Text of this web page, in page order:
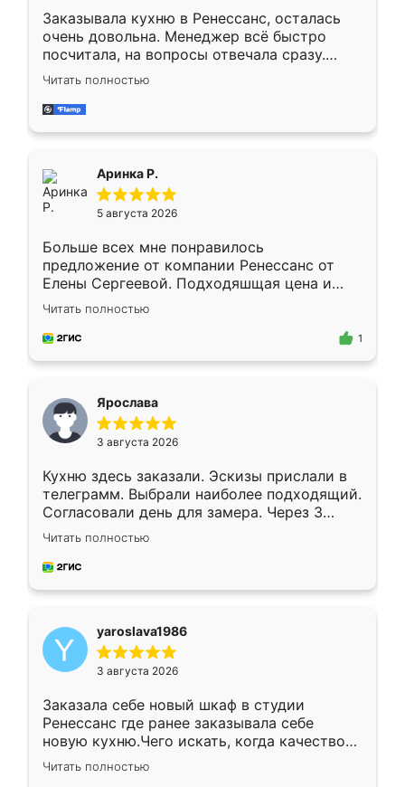
Заказывала кухню в Ренессанс, осталась
очень довольна. Менеджер всё быстро
посчитала, на вопросы отвечала сразу.
Замерщик приехал в субботу, подошёл к
делу со всей ответственностью. Собрали
за день, ребята работали аккуратно, даже
Читать полностью
Аринка Р.
5 августа 2026
Больше всех мне понравилось
предложение от компании Ренессанс от
Елены Сергеевой. Подходяшщая цена и
короткие сроки изготовления. Приехавший
для замера сотрудник Владислав
предложил по моему эскизу самый
Читать полностью
1
Ярослава
3 августа 2026
Кухню здесь заказали. Эскизы прислали в
телеграмм. Выбрали наиболее подходящий.
Согласовали день для замера. Через 3
недели кухня была уже готова. Остались
довольны работой. Спасибо Ренессанс
мебель за качественную работу!
Читать полностью
yaroslava1986
3 августа 2026
Заказала себе новый шкаф в студии
Ренессанс где ранее заказывала себе
новую кухню.Чего искать, когда качеством
вполне довольна. Служит кухня уже почти
два года, нареканий нет.
Читать полностью